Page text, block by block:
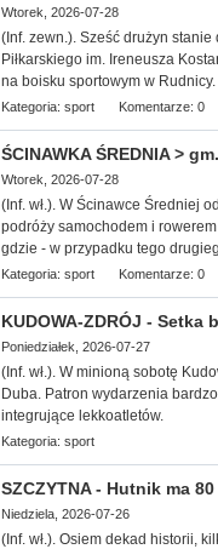
Wtorek, 2026-07-28
(Inf. zewn.). Sześć drużyn
Piłkarskiego im. Ireneusza
na boisku sportowym w Rudnicy.
Kategoria: sport Komentarze: 0
ŚCINAWKA ŚREDNIA >
Wtorek, 2026-07-28
(Inf. wł.). W Ścinawce Średniej
podróży samochodem i
gdzie - w przypadku tego
Kategoria: sport Komentarze: 0
KUDOWA-ZDRÓJ -
Poniedziałek, 2026-07-27
(Inf. wł.). W minioną sobotę
Duba. Patron wydarzenia
integrujące lekkoatletów.
Kategoria: sport
SZCZYTNA - Hutnik ma
Niedziela, 2026-07-26
(Inf. wł.). Osiem dekad historii,